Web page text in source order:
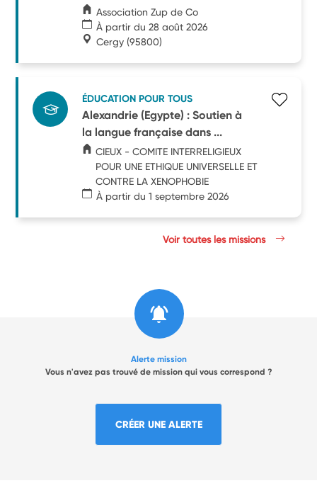
Association Zup de Co
À partir du 28 août 2026
Cergy (95800)
ÉDUCATION POUR TOUS
Alexandrie (Egypte) : Soutien à
la langue française dans ...
CIEUX - COMITE INTERRELIGIEUX
POUR UNE ETHIQUE UNIVERSELLE ET
CONTRE LA XENOPHOBIE
À partir du 1 septembre 2026
Voir toutes les missions
Alerte mission
Vous n'avez pas trouvé de mission qui vous correspond ?
CRÉER UNE ALERTE